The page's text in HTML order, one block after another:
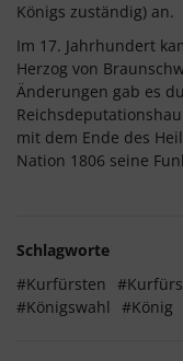
Königs zuständig) an.
Im 17. Jahrhundert
Herzog von
Änderungen gab es
mit dem Ende des
Nation 1806 seine
Schlagworte
#Kurfürsten
#Königswahl
#König